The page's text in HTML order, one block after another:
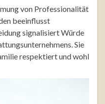
von Professionalität
beeinflusst
signalisiert Würde
Sie
respektiert und wohl